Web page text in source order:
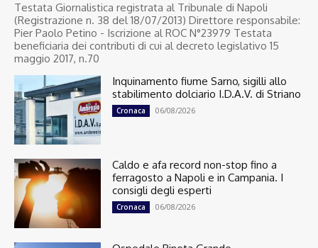
Testata Giornalistica registrata al Tribunale di Napoli
(Registrazione n. 38 del 18/07/2013) Direttore responsabile:
Pier Paolo Petino - Iscrizione al ROC N°23979 Testata
beneficiaria dei contributi di cui al decreto legislativo 15
maggio 2017, n.70
Inquinamento fiume Sarno, sigilli allo
stabilimento dolciario I.D.A.V. di Striano
Cronaca 06/08/2026
Caldo e afa record non-stop fino a
ferragosto a Napoli e in Campania. I
consigli degli esperti
Cronaca 06/08/2026